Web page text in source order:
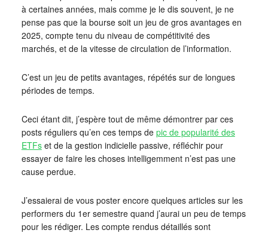
à certaines années, mais comme je le dis souvent, je ne
pense pas que la bourse soit un jeu de gros avantages en
2025, compte tenu du niveau de compétitivité des
marchés, et de la vitesse de circulation de l’information.
C’est un jeu de petits avantages, répétés sur de longues
périodes de temps.
Ceci étant dit, j’espère tout de même démontrer par ces
posts réguliers qu’en ces temps de pic de popularité des
ETFset de la gestion indicielle passive, réfléchir pour
essayer de faire les choses intelligemment n’est pas une
cause perdue.
J’essaierai de vous poster encore quelques articles sur les
performers du 1er semestre quand j’aurai un peu de temps
pour les rédiger. Les compte rendus détaillés sont